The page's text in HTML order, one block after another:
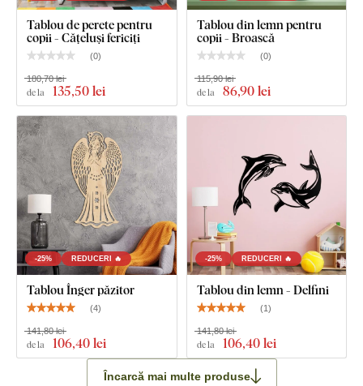
Tablou de perete pentru
copii - Cățeluși fericiți
(0)
de la 135,50 lei
180,70 lei
Tablou din lemn pentru
copii - Broască
(0)
de la 86,90 lei
115,90 lei
-25% REDUCERI 🔥
Tablou Înger păzitor
(4)
de la 106,40 lei
141,80 lei
-25% REDUCERI 🔥
Tablou din lemn - Delfini
(1)
de la 106,40 lei
141,80 lei
Încarcă mai multe produse